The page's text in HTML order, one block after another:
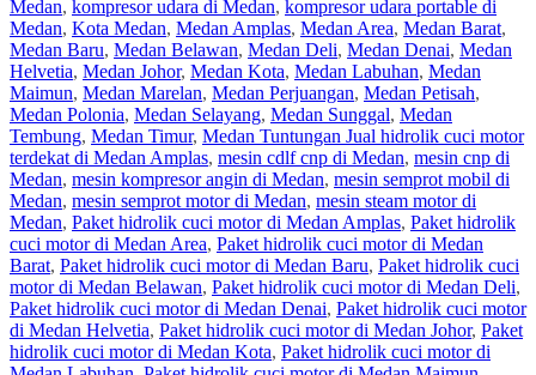
Medan, kompresor udara di Medan, kompresor udara portable di
Medan, Kota Medan, Medan Amplas, Medan Area, Medan Barat,
Medan Baru, Medan Belawan, Medan Deli, Medan Denai, Medan
Helvetia, Medan Johor, Medan Kota, Medan Labuhan, Medan
Maimun, Medan Marelan, Medan Perjuangan, Medan Petisah,
Medan Polonia, Medan Selayang, Medan Sunggal, Medan
Tembung, Medan Timur, Medan Tuntungan Jual hidrolik cuci motor
terdekat di Medan Amplas, mesin cdlf cnp di Medan, mesin cnp di
Medan, mesin kompresor angin di Medan, mesin semprot mobil di
Medan, mesin semprot motor di Medan, mesin steam motor di
Medan, Paket hidrolik cuci motor di Medan Amplas, Paket hidrolik
cuci motor di Medan Area, Paket hidrolik cuci motor di Medan
Barat, Paket hidrolik cuci motor di Medan Baru, Paket hidrolik cuci
motor di Medan Belawan, Paket hidrolik cuci motor di Medan Deli,
Paket hidrolik cuci motor di Medan Denai, Paket hidrolik cuci motor
di Medan Helvetia, Paket hidrolik cuci motor di Medan Johor, Paket
hidrolik cuci motor di Medan Kota, Paket hidrolik cuci motor di